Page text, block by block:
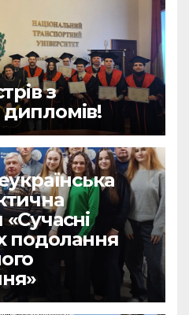
з
подолання